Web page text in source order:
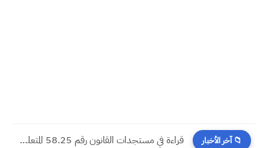
📁 آخر الأخبار ​قراءة في مستجدات القانون رقم 58.25 المتعلق بالمسطرة المدنية